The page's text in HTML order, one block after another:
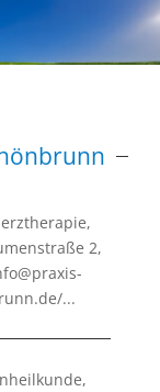
2,
...